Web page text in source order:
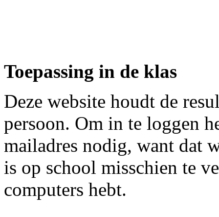
Toepassing in de klas
Deze website houdt de
persoon. Om in te loggen
mailadres nodig, want dat
is op school misschien te
computers hebt.